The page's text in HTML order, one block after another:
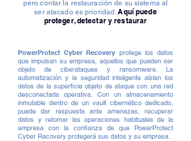
pero contar la restauración de su sistema al
ser atacado es prioridad.Aquí puede
proteger, detectar y restaurar
PowerProtect Cyber Recovery protege los datos
que impulsan su empresa, aquellos que pueden ser
objeto de ciberataques y ransomware. La
automatización y la seguridad inteligente aíslan los
datos de la superficie objeto de ataque con una red
desconectada operativa. Con un almacenamiento
inmutable dentro de un vault cibernético dedicado,
puede dar respuesta ante amenazas, recuperar
datos y retomar las operaciones habituales de la
empresa con la confianza de que PowerProtect
Cyber Recovery protegerá sus datos y su empresa.